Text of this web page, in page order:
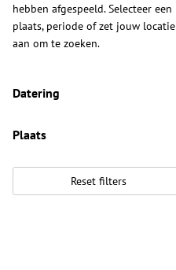
hebben afgespeeld. Selecteer een
plaats, periode of zet jouw locatie
aan om te zoeken.
Datering
Plaats
Reset filters